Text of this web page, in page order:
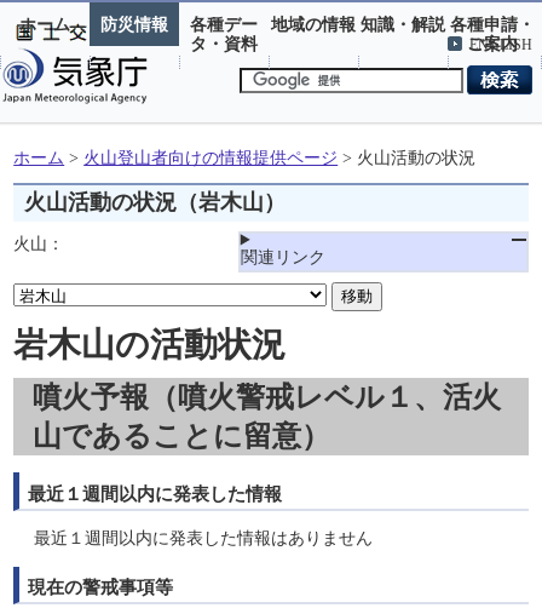
ENGLISH
ホーム 防災情報
各種デー
タ・資料
地域の情報 知識・解説 各種申請・
ご案内
ホーム > 火山登山者向けの情報提供ページ > 火山活動の状況
火山活動の状況（岩木山）
関連リンク
火山 ：
移動
岩木山の活動状況
噴火予報（噴火警戒レベル１、活火
山であることに留意）
最近１週間以内に発表した情報
最近１週間以内に発表した情報はありません
現在の警戒事項等